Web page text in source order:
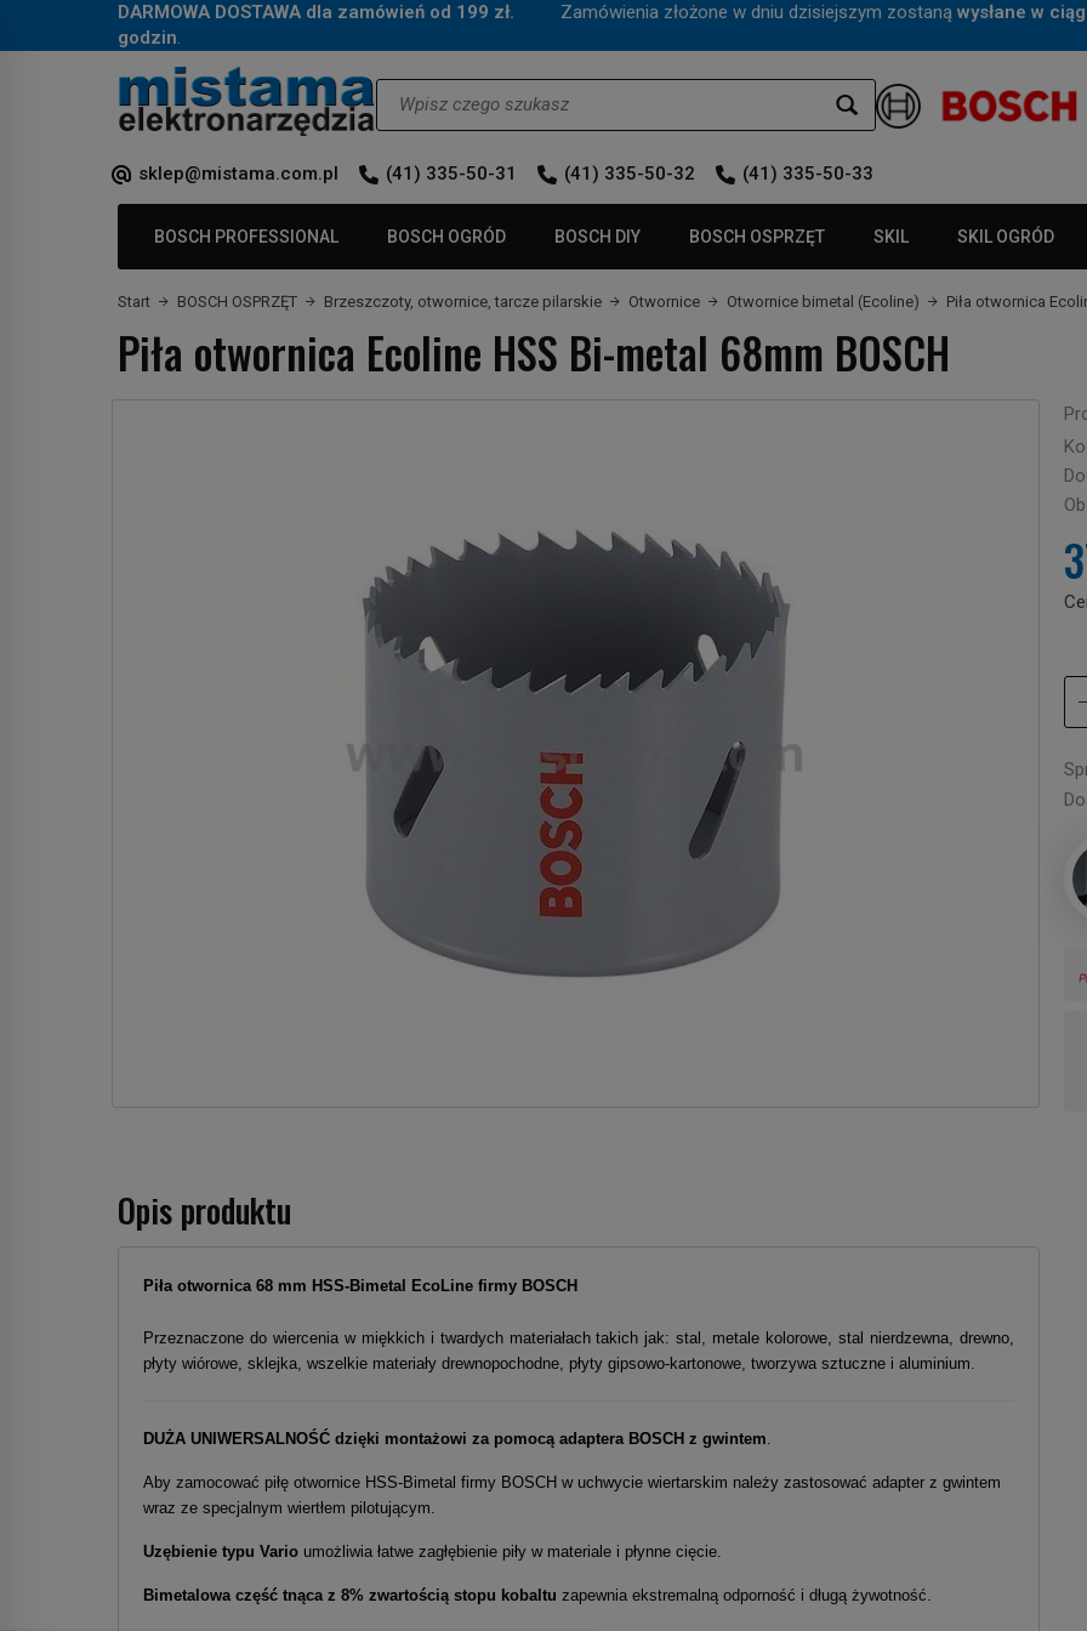
DARMOWA DOSTAWA dla zamówień od 199 zł. Zamówienia złożone w dniu dzisiejszym zostaną wysłane w
godzin.
sklep@mistama.com.pl (41) 335-50-31 (41) 335-50-32 (41) 335-50-33
BOSCH PROFESSIONAL BOSCH OGRÓD BOSCH DIY BOSCH OSPRZĘT SKIL SKIL OGRÓD
Start BOSCH OSPRZĘT Brzeszczoty, otwornice, tarcze pilarskie Otwornice Otwornice bimetal (Ecoline) Piła otwornica
Piła otwornica Ecoline HSS Bi-metal 68mm BOSCH
Opis produktu
Piła otwornica 68 mm HSS-Bimetal EcoLine firmy BOSCH
Przeznaczone do wiercenia w miękkich i twardych materiałach takich jak: stal, metale kolorowe, stal nierdzewna, drewno,
płyty wiórowe, sklejka, wszelkie materiały drewnopochodne, płyty gipsowo-kartonowe, tworzywa sztuczne i aluminium.
DUŻA UNIWERSALNOŚĆ dzięki montażowi za pomocą adaptera BOSCH z gwintem.
Aby zamocować piłę otwornice HSS-Bimetal firmy BOSCH w uchwycie wiertarskim należy zastosować adapter z gwintem
wraz ze specjalnym wiertłem pilotującym.
Uzębienie typu Vario umożliwia łatwe zagłębienie piły w materiale i płynne cięcie.
Bimetalowa część tnąca z 8% zwartością stopu kobaltu zapewnia ekstremalną odporność i długą żywotność.